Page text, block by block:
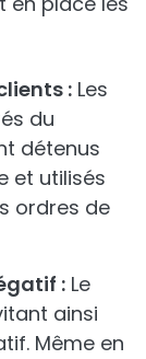
: Les
du
détenus
et utilisés
ordres de
: Le
ainsi
Même en